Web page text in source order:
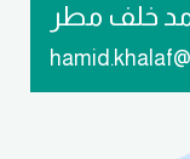
خلف مطر